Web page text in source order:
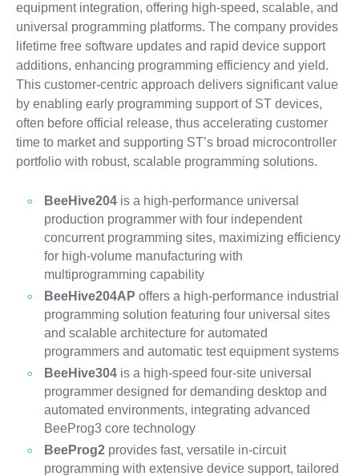
equipment integration, offering high-speed, scalable, and
universal programming platforms. The company provides
lifetime free software updates and rapid device support
additions, enhancing programming efficiency and yield.
This customer-centric approach delivers significant value
by enabling early programming support of ST devices,
often before official release, thus accelerating customer
time to market and supporting ST’s broad microcontroller
portfolio with robust, scalable programming solutions.
BeeHive204is a high-performance universal
production programmer with four independent
concurrent programming sites, maximizing efficiency
for high-volume manufacturing with
multiprogramming capability
BeeHive204AP offers a high-performance industrial
programming solution featuring four universal sites
and scalable architecture for automated
programmers and automatic test equipment systems
BeeHive304is a high-speed four-site universal
programmer designed for demanding desktop and
automated environments, integrating advanced
BeeProg3 core technology
BeeProg2provides fast, versatile in-circuit
programming with extensive device support, tailored